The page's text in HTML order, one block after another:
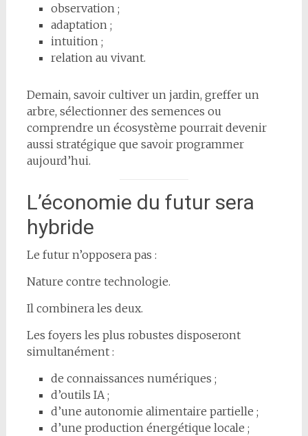
observation ;
adaptation ;
intuition ;
relation au vivant.
Demain, savoir cultiver un jardin, greffer un
arbre, sélectionner des semences ou
comprendre un écosystème pourrait devenir
aussi stratégique que savoir programmer
aujourd’hui.
L’économie du futur sera
hybride
Le futur n’opposera pas :
Nature contre technologie.
Il combinera les deux.
Les foyers les plus robustes disposeront
simultanément :
de connaissances numériques ;
d’outils IA ;
d’une autonomie alimentaire partielle ;
d’une production énergétique locale ;